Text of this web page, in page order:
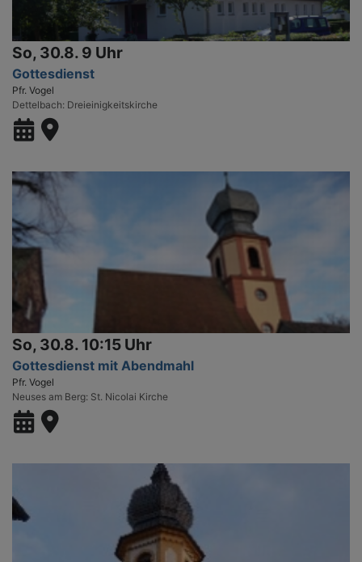
So, 30.8. 9 Uhr
Gottesdienst
Pfr. Vogel
Dettelbach Dreieinigkeitskirche
So, 30.8. 10:15 Uhr
Gottesdienst mit Abendmahl
Pfr. Vogel
Neuses am Berg St. Nicolai Kirche